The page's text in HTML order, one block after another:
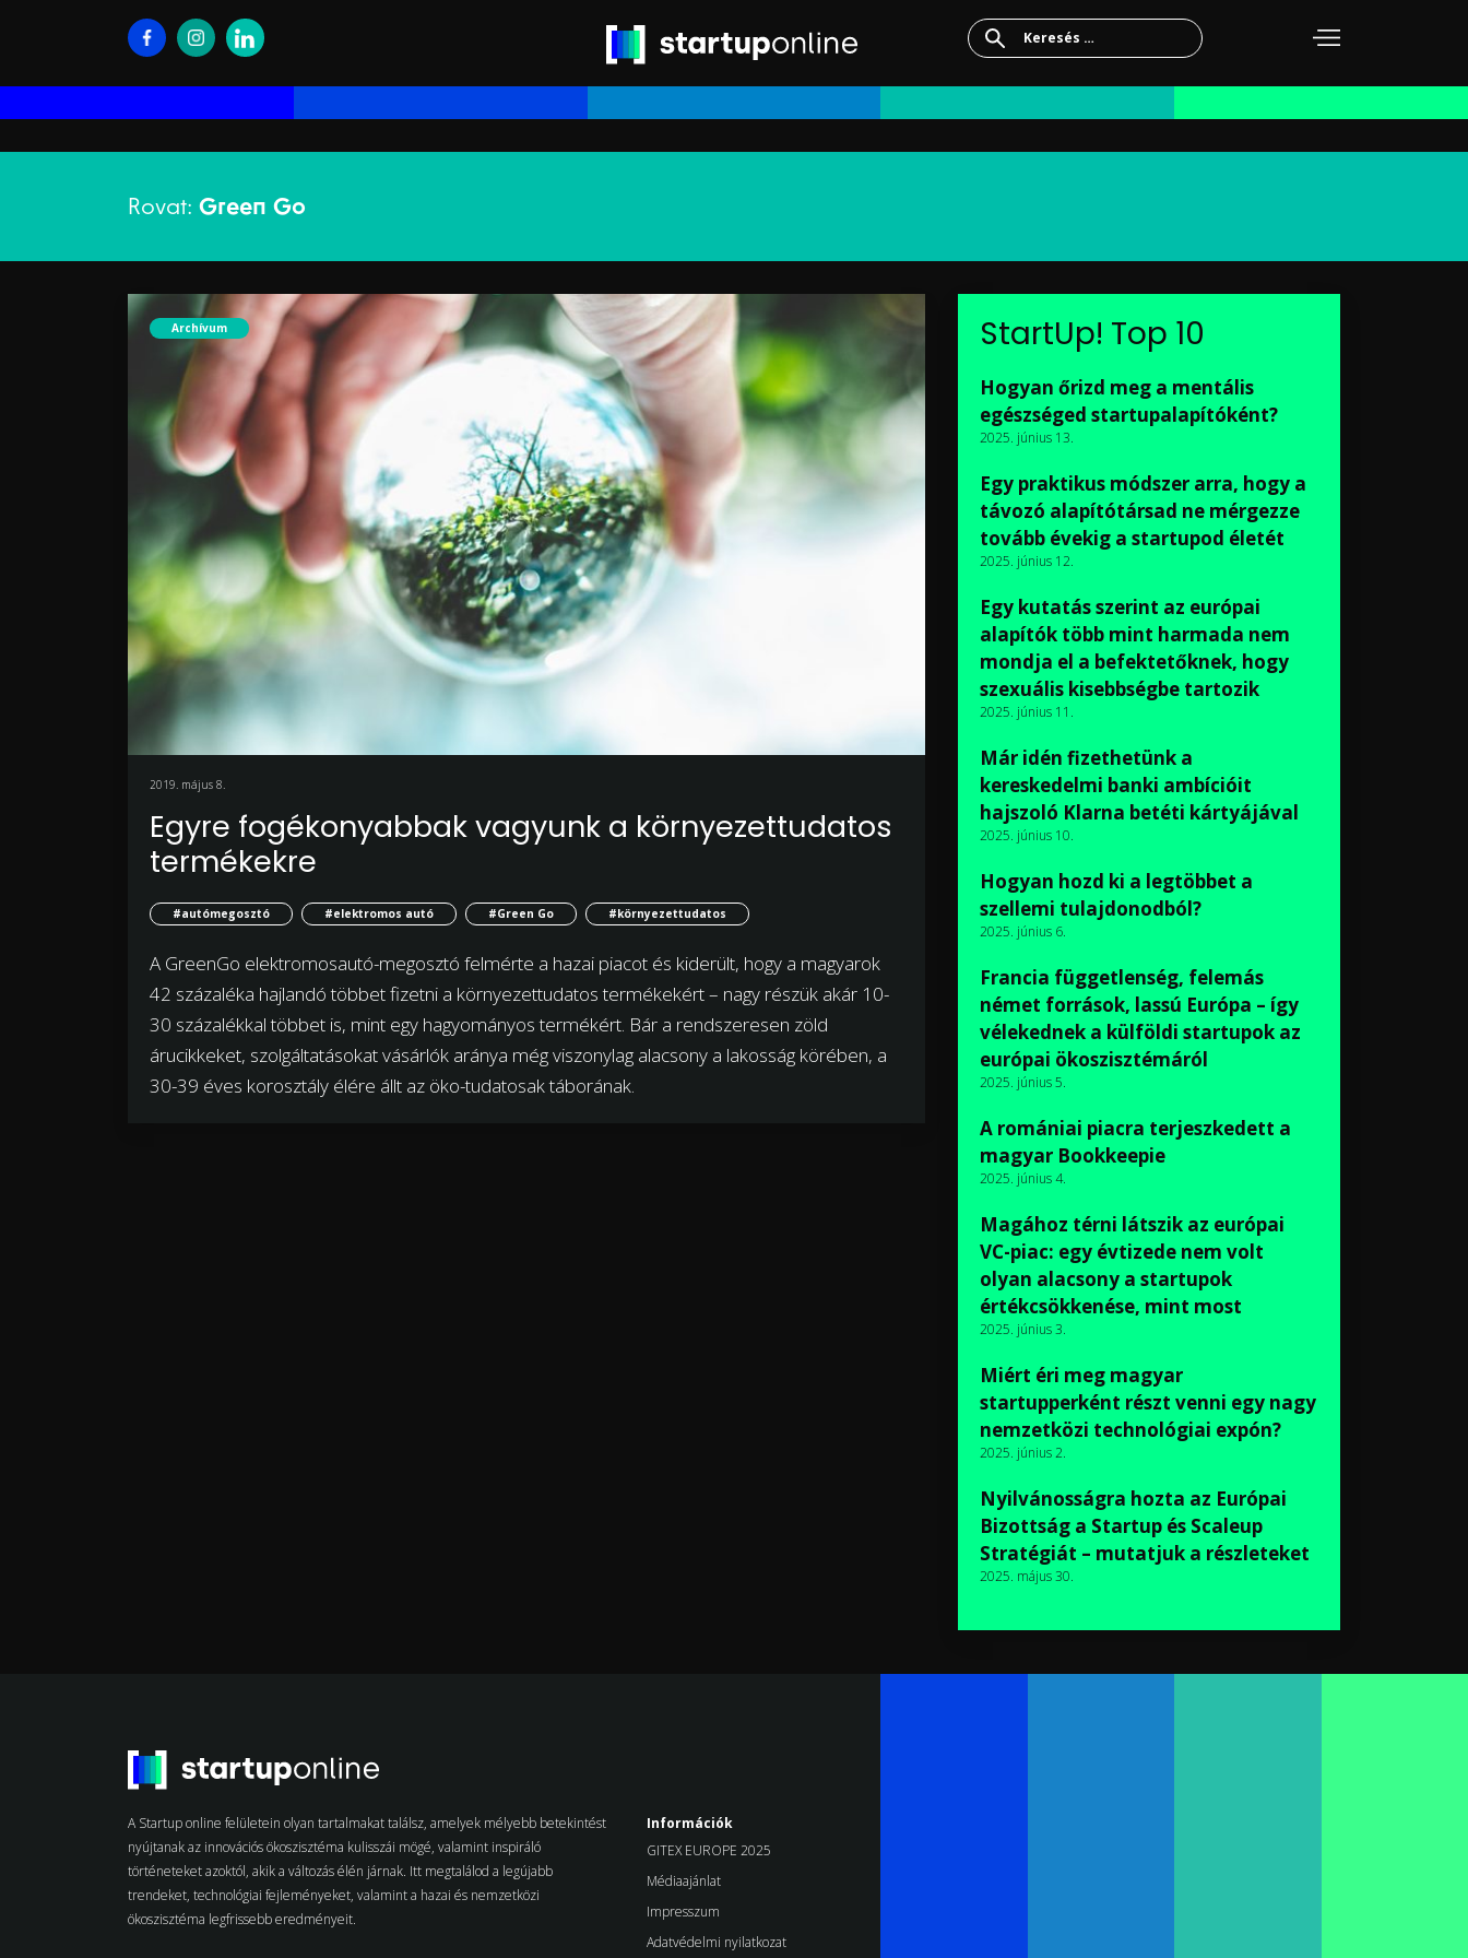
Keresés:
Rovat: Green Go
Archívum
2019. május 8.
Egyre fogékonyabbak vagyunk a környezettudatos
termékekre
#autómegosztó #elektromos autó #Green Go #környezettudatos
A GreenGo elektromosautó-megosztó felmérte a hazai piacot és kiderült, hogy a magyarok
42 százaléka hajlandó többet fizetni a környezettudatos termékekért – nagy részük akár 10-
30 százalékkal többet is, mint egy hagyományos termékért. Bár a rendszeresen zöld
árucikkeket, szolgáltatásokat vásárlók aránya még viszonylag alacsony a lakosság körében, a
30-39 éves korosztály élére állt az öko-tudatosak táborának.
StartUp! Top 10
Hogyan őrizd meg a mentális
egészséged startupalapítóként?
2025. június 13.
Egy praktikus módszer arra, hogy a
távozó alapítótársad ne mérgezze
tovább évekig a startupod életét
2025. június 12.
Egy kutatás szerint az európai
alapítók több mint harmada nem
mondja el a befektetőknek, hogy
szexuális kisebbségbe tartozik
2025. június 11.
Már idén fizethetünk a
kereskedelmi banki ambícióit
hajszoló Klarna betéti kártyájával
2025. június 10.
Hogyan hozd ki a legtöbbet a
szellemi tulajdonodból?
2025. június 6.
Francia függetlenség, felemás
német források, lassú Európa – így
vélekednek a külföldi startupok az
európai ökoszisztémáról
2025. június 5.
A romániai piacra terjeszkedett a
magyar Bookkeepie
2025. június 4.
Magához térni látszik az európai
VC-piac: egy évtizede nem volt
olyan alacsony a startupok
értékcsökkenése, mint most
2025. június 3.
Miért éri meg magyar
startupperként részt venni egy nagy
nemzetközi technológiai expón?
2025. június 2.
Nyilvánosságra hozta az Európai
Bizottság a Startup és Scaleup
Stratégiát – mutatjuk a részleteket
2025. május 30.
A Startup online felületein olyan tartalmakat találsz, amelyek mélyebb betekintést
nyújtanak az innovációs ökoszisztéma kulisszái mögé, valamint inspiráló
történeteket azoktól, akik a változás élén járnak. Itt megtalálod a legújabb
trendeket, technológiai fejleményeket, valamint a hazai és nemzetközi
ökoszisztéma legfrissebb eredményeit.
Információk
GITEX EUROPE 2025
Médiaajánlat
Impresszum
Adatvédelmi nyilatkozat